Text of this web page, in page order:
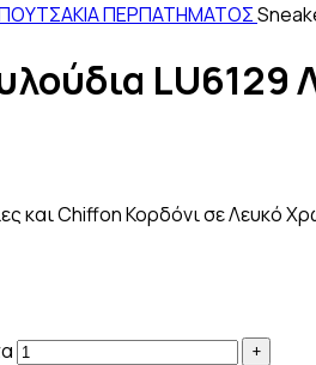
ΠΕΡΠΑΤΗΜΑΤΟΣ
LU6129
και Chiffon Κορδόνι σε Λευκό